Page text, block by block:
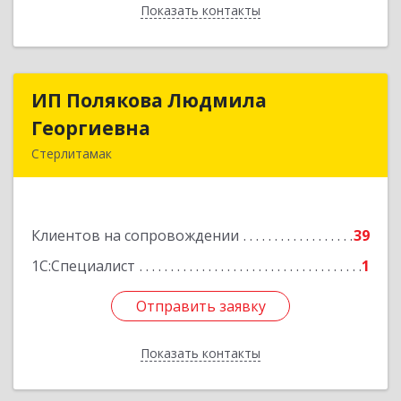
Показать контакты
Назад
ИП Полякова Людмила
Георгиевна
Стерлитамак
Клиентов на сопровождении
39
1С:Специалист
1
Отправить заявку
Показать контакты
ИП Полякова Людмила
Подробнее
Отправить заявку
Назад